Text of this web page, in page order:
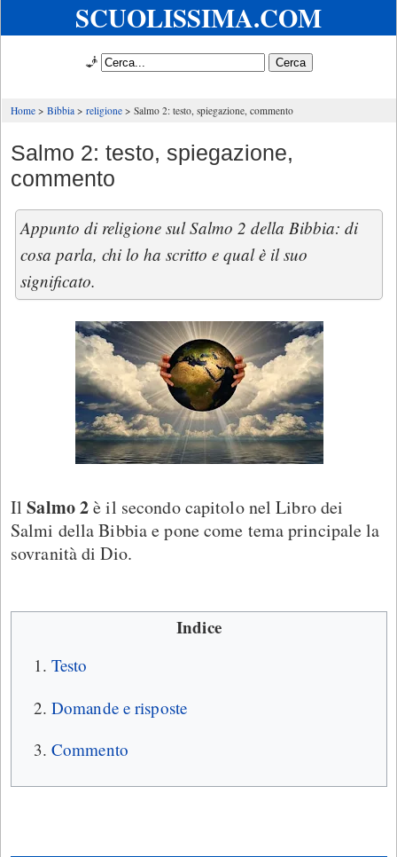
SCUOLISSIMA.COM
🧞
Home Bibbia religione Salmo 2: testo, spiegazione, commento
Salmo 2: testo, spiegazione,
commento
Appunto di religione sul Salmo 2 della Bibbia: di
cosa parla, chi lo ha scritto e qual è il suo
significato.
IlSalmo 2è il secondo capitolo nel Libro dei
Salmi della Bibbia e pone come tema principale la
sovranità di Dio.
Indice
Testo
Domande e risposte
Commento